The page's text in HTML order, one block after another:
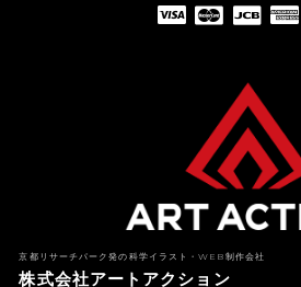
京都リサーチパーク発の科学イラスト・WEB制作会社
株式会社アートアクション